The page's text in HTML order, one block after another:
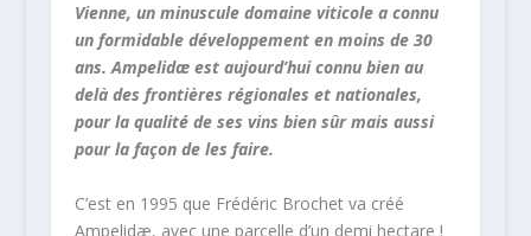
Vienne, un minuscule domaine viticole a connu
un formidable développement en moins de 30
ans. Ampelidæ est aujourd’hui connu bien au
delà des frontières régionales et nationales,
pour la qualité de ses vins bien sûr mais aussi
pour la façon de les faire.
C’est en 1995 que Frédéric Brochet va créé
Ampelidæ, avec une parcelle d’un demi hectare !